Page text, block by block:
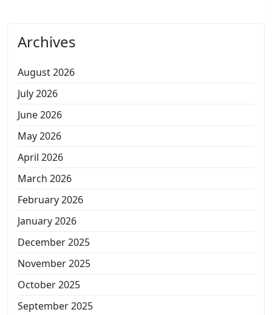
Archives
August 2026
July 2026
June 2026
May 2026
April 2026
March 2026
February 2026
January 2026
December 2025
November 2025
October 2025
September 2025